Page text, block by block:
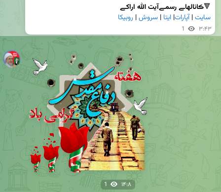
🔻ڪانالهاـے رسمـےآیت الله اراکـے
سایت | آپارات| ایتا | سروش | روبیکا
1 ۳:۴۳
1 ۱۴:۸